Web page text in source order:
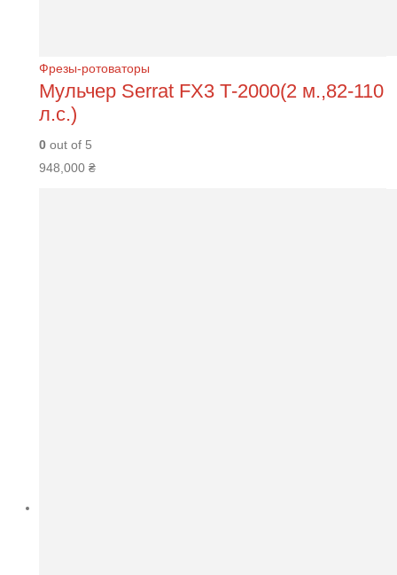
Фрезы-ротоваторы
Мульчер Serrat FХ3 Т-2000(2 м.,82-110
л.с.)
0 out of 5
948,000 ₴